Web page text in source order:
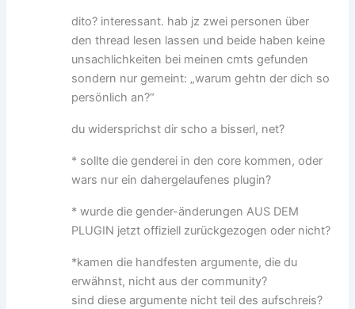
dito? interessant. hab jz zwei personen über
den thread lesen lassen und beide haben keine
unsachlichkeiten bei meinen cmts gefunden
sondern nur gemeint: „warum gehtn der dich so
persönlich an?“
du widersprichst dir scho a bisserl, net?
* sollte die genderei in den core kommen, oder
wars nur ein dahergelaufenes plugin?
* wurde die gender-änderungen AUS DEM
PLUGIN jetzt offiziell zurückgezogen oder nicht?
*kamen die handfesten argumente, die du
erwähnst, nicht aus der community?
sind diese argumente nicht teil des aufschreis?